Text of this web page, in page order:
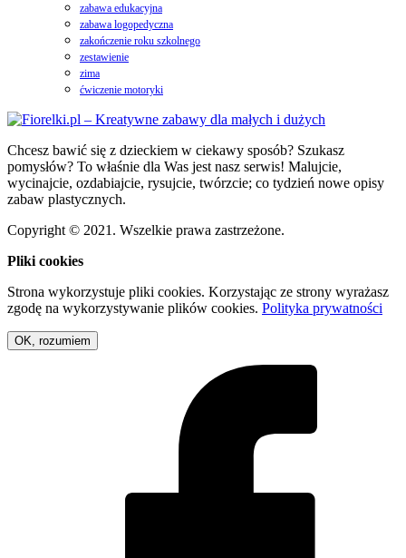
zabawa edukacyjna
zabawa logopedyczna
zakończenie roku szkolnego
zestawienie
zima
ćwiczenie motoryki
Chcesz bawić się z dzieckiem w ciekawy sposób? Szukasz
pomysłów? To właśnie dla Was jest nasz serwis! Malujcie,
wycinajcie, ozdabiajcie, rysujcie, twórzcie; co tydzień nowe opisy
zabaw plastycznych.
Copyright © 2021. Wszelkie prawa zastrzeżone.
Pliki cookies
Strona wykorzystuje pliki cookies. Korzystając ze strony wyrażasz
zgodę na wykorzystywanie plików cookies. Polityka prywatności
OK, rozumiem